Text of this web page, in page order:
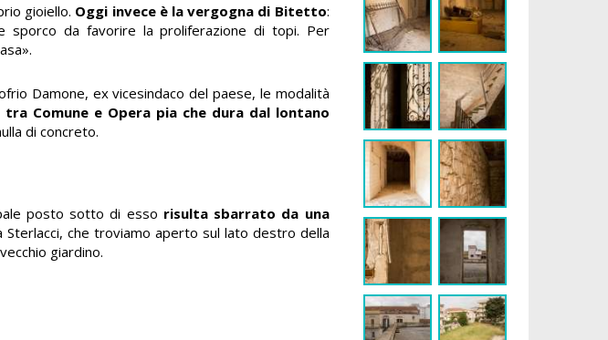
gioiello. Oggi invece è la vergogna di Bitetto:
sporco da favorire la proliferazione di topi. Per
Damone, ex vicesindaco del paese, le modalità
Comune e Opera pia che dura dal lontano
di concreto.
posto sotto di esso risulta sbarrato da una
Sterlacci, che troviamo aperto sul lato destro della
giardino.